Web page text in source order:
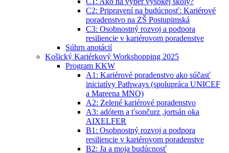
C2: Pripravení na budúcnosť: Kariérové
poradenstvo na ZŠ Postupimská
C3: Osobnostný rozvoj a podpora
resiliencie v kariérovom poradenstve
Súhrn anotácií
Košický Kariérkový Workshopping 2025
Program KKW
A1: Kariérové poradenstvo ako súčasť
iniciatívy Pathways (spolupráca UNICEF
a Mareena MNO)
A2: Zelené kariérové poradenstvo
A3: adótem a ťsončurz ,jortsán oka
AIXELFER
B1: Osobnostný rozvoj a podpora
resiliencie v kariérovom poradenstve
B2: Ja a moja budúcnosť